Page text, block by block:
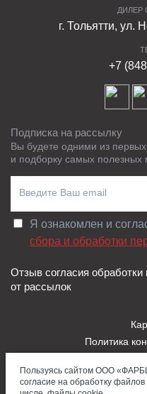
Купить ступени можно с
получить
ФАРБШТАЙН по
ДИЛЕР
г. Тольятти, ул.
+7
Подписка на рассылку
Вы будете одними из первых
и подборку самых полезных
Я ознакомлен и
сбора и обработки
Отзыв согласия
от рассылок
Политика
Правила
Пользуясь сайтом ООО
согласие на обработку